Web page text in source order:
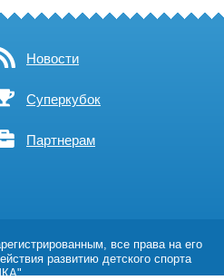
Новости
Суперкубок
Партнерам
все права на его
развитию детского спорта